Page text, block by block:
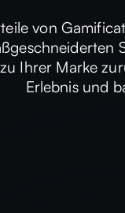
von
Ihrer Marke
Erlebnis und